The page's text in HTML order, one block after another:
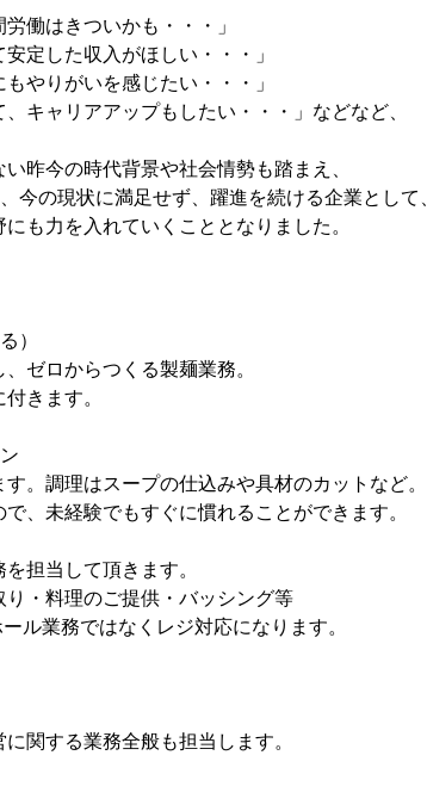
働はきついかも・・・」
定した収入がほしい・・・」
やりがいを感じたい・・・」
キャリアアップもしたい・・・」などなど、
昨今の時代背景や社会情勢も踏まえ、
今の現状に満足せず、躍進を続ける企業として、
も力を入れていくこととなりました。
）
ゼロからつくる製麺業務。
きます。
。調理はスープの仕込みや具材のカットなど。
、未経験でもすぐに慣れることができます。
担当して頂きます。
・料理のご提供・バッシング等
ル業務ではなくレジ対応になります。
関する業務全般も担当します。